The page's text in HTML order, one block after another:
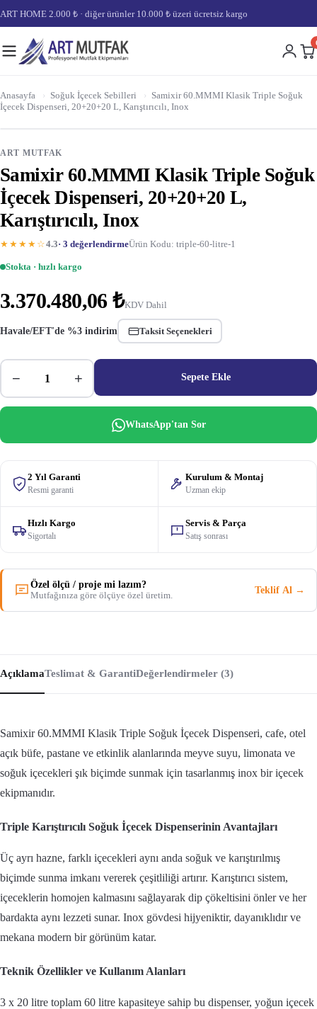
ART HOME 2.000 ₺ · diğer ürünler 10.000 ₺ üzeri ücretsiz kargo
Anasayfa › Soğuk İçecek Sebilleri › Samixir 60.MMMI Klasik Triple Soğuk
İçecek Dispenseri, 20+20+20 L, Karıştırıcılı, Inox
ART MUTFAK
Samixir 60.MMMI Klasik Triple Soğuk
İçecek Dispenseri, 20+20+20 L,
Karıştırıcılı, Inox
★★★★☆4.3· 3 değerlendirmeÜrün Kodu: triple-60-litre-1
Stokta · hızlı kargo
3.370.480,06 ₺KDV Dahil
Havale/EFT'de %3 indirim Taksit Seçenekleri
− + Sepete Ekle
WhatsApp'tan Sor
2 Yıl Garanti
Resmi garanti
Kurulum & Montaj
Uzman ekip
Hızlı Kargo
Sigortalı
Servis & Parça
Satış sonrası
Özel ölçü / proje mi lazım?
Mutfağınıza göre ölçüye özel üretim.
Teklif Al →
AçıklamaTeslimat & GarantiDeğerlendirmeler (3)
Samixir 60.MMMI Klasik Triple Soğuk İçecek Dispenseri, cafe, otel
açık büfe, pastane ve etkinlik alanlarında meyve suyu, limonata ve
soğuk içecekleri şık biçimde sunmak için tasarlanmış inox bir içecek
ekipmanıdır.
Triple Karıştırıcılı Soğuk İçecek Dispenserinin Avantajları
Üç ayrı hazne, farklı içecekleri aynı anda soğuk ve karıştırılmış
biçimde sunma imkanı vererek çeşitliliği artırır. Karıştırıcı sistem,
içeceklerin homojen kalmasını sağlayarak dip çökeltisini önler ve her
bardakta aynı lezzeti sunar. Inox gövdesi hijyeniktir, dayanıklıdır ve
mekana modern bir görünüm katar.
Teknik Özellikler ve Kullanım Alanları
3 x 20 litre toplam 60 litre kapasiteye sahip bu dispenser, yoğun içecek